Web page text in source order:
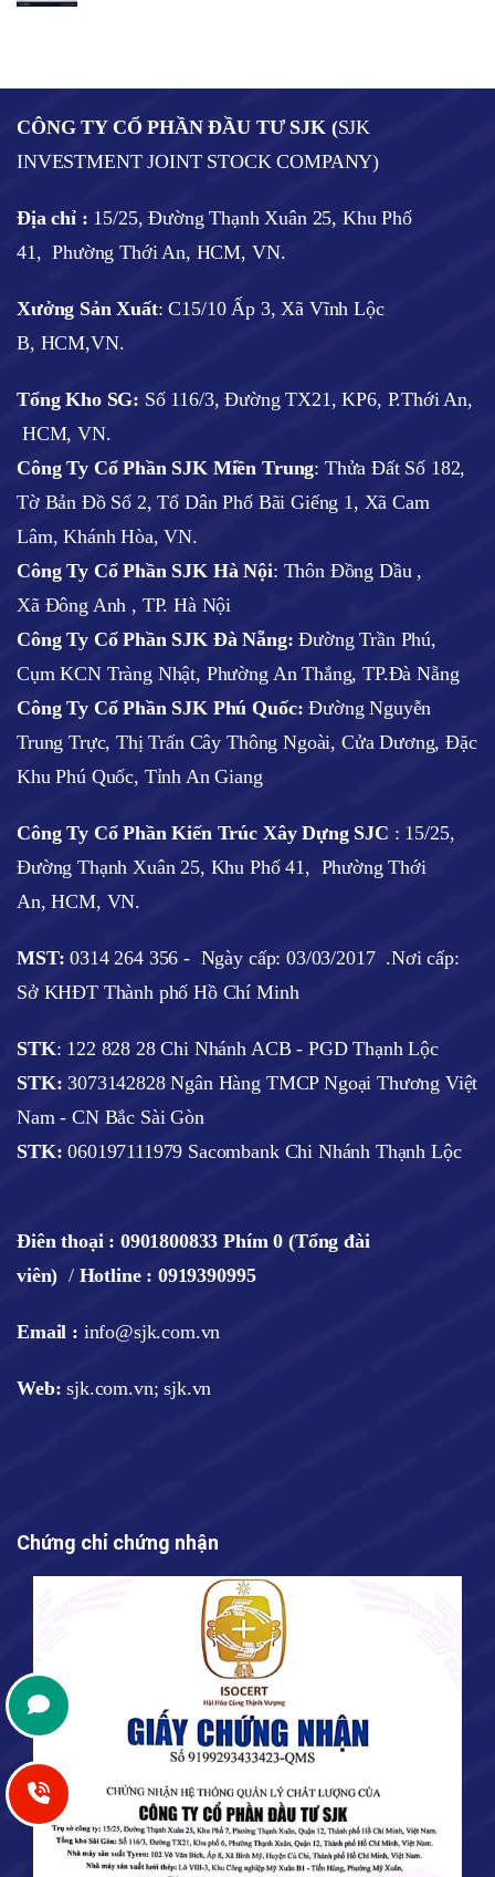
CÔNG TY CỔ PHẦN ĐẦU TƯ SJK (SJK
INVESTMENT JOINT STOCK COMPANY)
Địa chỉ : 15/25, Đường Thạnh Xuân 25, Khu Phố
41, Phường Thới An, HCM, VN.
Xưởng Sản Xuất: C15/10 Ấp 3, Xã Vĩnh Lộc
B, HCM,VN.
Tổng Kho SG: Số 116/3, Đường TX21, KP6, P.Thới An,
HCM, VN.
Công Ty Cổ Phần SJK Miền Trung: Thửa Đất Số 182,
Tờ Bản Đồ Số 2, Tổ Dân Phố Bãi Giếng 1, Xã Cam
Lâm, Khánh Hòa, VN.
Công Ty Cổ Phần SJK Hà Nội: Thôn Đồng Dầu ,
Xã Đông Anh , TP. Hà Nội
Công Ty Cổ Phần SJK Đà Nẵng: Đường Trần Phú,
Cụm KCN Tràng Nhật, Phường An Thắng, TP.Đà Nẵng
Công Ty Cổ Phần SJK Phú Quốc: Đường Nguyễn
Trung Trực, Thị Trấn Cây Thông Ngoài, Cửa Dương, Đặc
Khu Phú Quốc, Tỉnh An Giang
Công Ty Cổ Phần Kiến Trúc Xây Dựng SJC : 15/25,
Đường Thạnh Xuân 25, Khu Phố 41, Phường Thới
An, HCM, VN.
MST:0314 264 356 - Ngày cấp: 03/03/2017 .Nơi cấp:
Sở KHĐT Thành phố Hồ Chí Minh
STK: 122 828 28 Chi Nhánh ACB - PGD Thạnh Lộc
STK: 3073142828 Ngân Hàng TMCP Ngoại Thương Việt
Nam - CN Bắc Sài Gòn
STK:060197111979 Sacombank Chi Nhánh Thạnh Lộc
Điên thoại : 0901800833 Phím 0 (Tổng đài
viên) / Hotline : 0919390995
Email : info@sjk.com.vn
Web: sjk.com.vn; sjk.vn
Chứng chỉ chứng nhận